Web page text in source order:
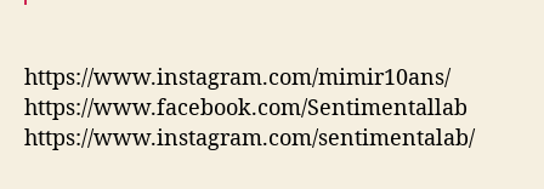
https://www.instagram.com/mimir10ans/
https://www.facebook.com/Sentimentallab
https://www.instagram.com/sentimentalab/